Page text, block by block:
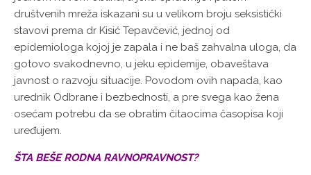
društvenih mreža iskazani su u velikom broju seksistički
stavovi prema dr Kisić Tepavčević, jednoj od
epidemiologa kojoj je zapala i ne baš zahvalna uloga, da
gotovo svakodnevno, u jeku epidemije, obaveštava
javnost o razvoju situacije. Povodom ovih napada, kao
urednik Odbrane i bezbednosti, a pre svega kao žena
osećam potrebu da se obratim čitaocima časopisa koji
uređujem.
ŠTA BEŠE RODNA RAVNOPRAVNOST?